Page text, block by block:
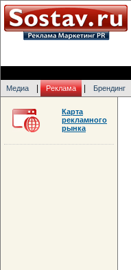
Медиа Реклама Брендинг
Карта
рекламного
рынка